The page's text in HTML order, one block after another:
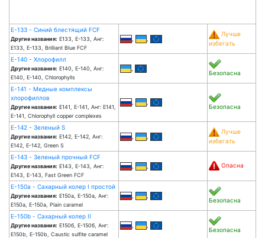
Е-133 - Синий блестящий FCF
Другие названия: Е133, Е-133, Анг:
E133, E-133, Brilliant Blue FCF
Лучше
избегать
Е-140 - Хлорофилл
Другие названия: Е140, Е-140, Анг:
E140, E-140, Chlorophylls
Безопасна
Е-141 - Медные комплексы
хлорофиллов
Другие названия: Е141, Е-141, Анг: E141,
E-141, Chlorophyll copper complexes
Безопасна
Е-142 - Зеленый S
Другие названия: Е142, Е-142, Анг:
E142, E-142, Green S
Лучше
избегать
Е-143 - Зеленый прочный FCF
Другие названия: Е143, Е-143, Анг:
E143, E-143, Fast Green FCF
Опасна
Е-150a - Сахарный колер I простой
Другие названия: Е150а, Е-150а, Анг:
E150a, E-150a, Plain caramel
Безопасна
Е-150b - Сахарный колер II
Другие названия: Е150б, Е-150б, Анг:
E150b, E-150b, Caustic sulfite caramel
Безопасна